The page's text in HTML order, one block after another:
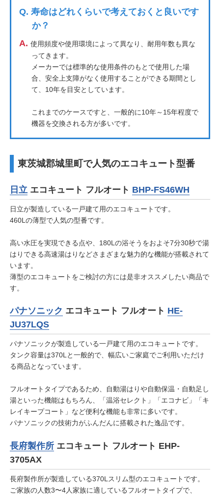
Q. 寿命はどれくらいで考えておくと良いです
か？
A. 使用頻度や使用環境によって異なり、耐用年数も異な
ってきます。
メーカーでは標準的な使用条件のもとで使用した場
合、安全上支障がなく使用することができる期間とし
て、10年を目安としています。
これまでのケースですと、一般的に10年～15年程度で
機器を交換される方が多いです。
東茨城郡城里町で人気のエコキュート型番
日立 エコキュート フルオート BHP-FS46WH
日立が製造している一戸建て用のエコキュートです。
460Lの薄型で人気の型番です。
高い水圧を実現できる点や、180Lの浴そうをおよそ7分30秒で湯
はりできる高速湯はりなどさまざまな魅力的な機能が搭載されて
います。
薄型のエコキュートをご検討の方には是非オススメしたい商品で
す。
パナソニック エコキュート フルオート HE-
JU37LQS
パナソニックが製造している一戸建て用のエコキュートです。
タンク容量は370Lと一般的で、幅広いご家庭でご利用いただけ
る商品となっています。
フルオートタイプであるため、自動湯はりや自動保温・自動足し
湯といった機能はもちろん、「温浴セレクト」「エコナビ」「キ
レイキープコート」など便利な機能も非常に多いです。
パナソニックの技術力がふんだんに搭載された逸品です。
長府製作所 エコキュート フルオート EHP-
3705AX
長府製作所が製造している370Lスリム型のエコキュートです。
ご家族の人数3〜4人家族に適しているフルオートタイプで、